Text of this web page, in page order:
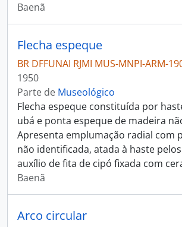
Baenã
Flecha espeque
BR DFFUNAI RJMI MUS-MNPI-ARM-
1950
Parte de Museológico
Flecha espeque constituída por
ubá e ponta espeque de madeira
Apresenta emplumação radial com
não identificada, atada à haste
auxílio de fita de cipó fixada com
Baenã
Arco circular